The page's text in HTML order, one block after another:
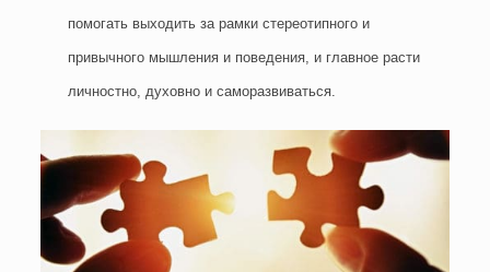
помогать выходить за рамки стереотипного и
привычного мышления и поведения, и главное расти
личностно, духовно и саморазвиваться.